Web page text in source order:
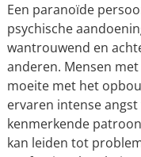
Een paranoïde
psychische
wantrouwend en
anderen. Mensen
moeite met het
ervaren intense
kenmerkende
kan leiden tot